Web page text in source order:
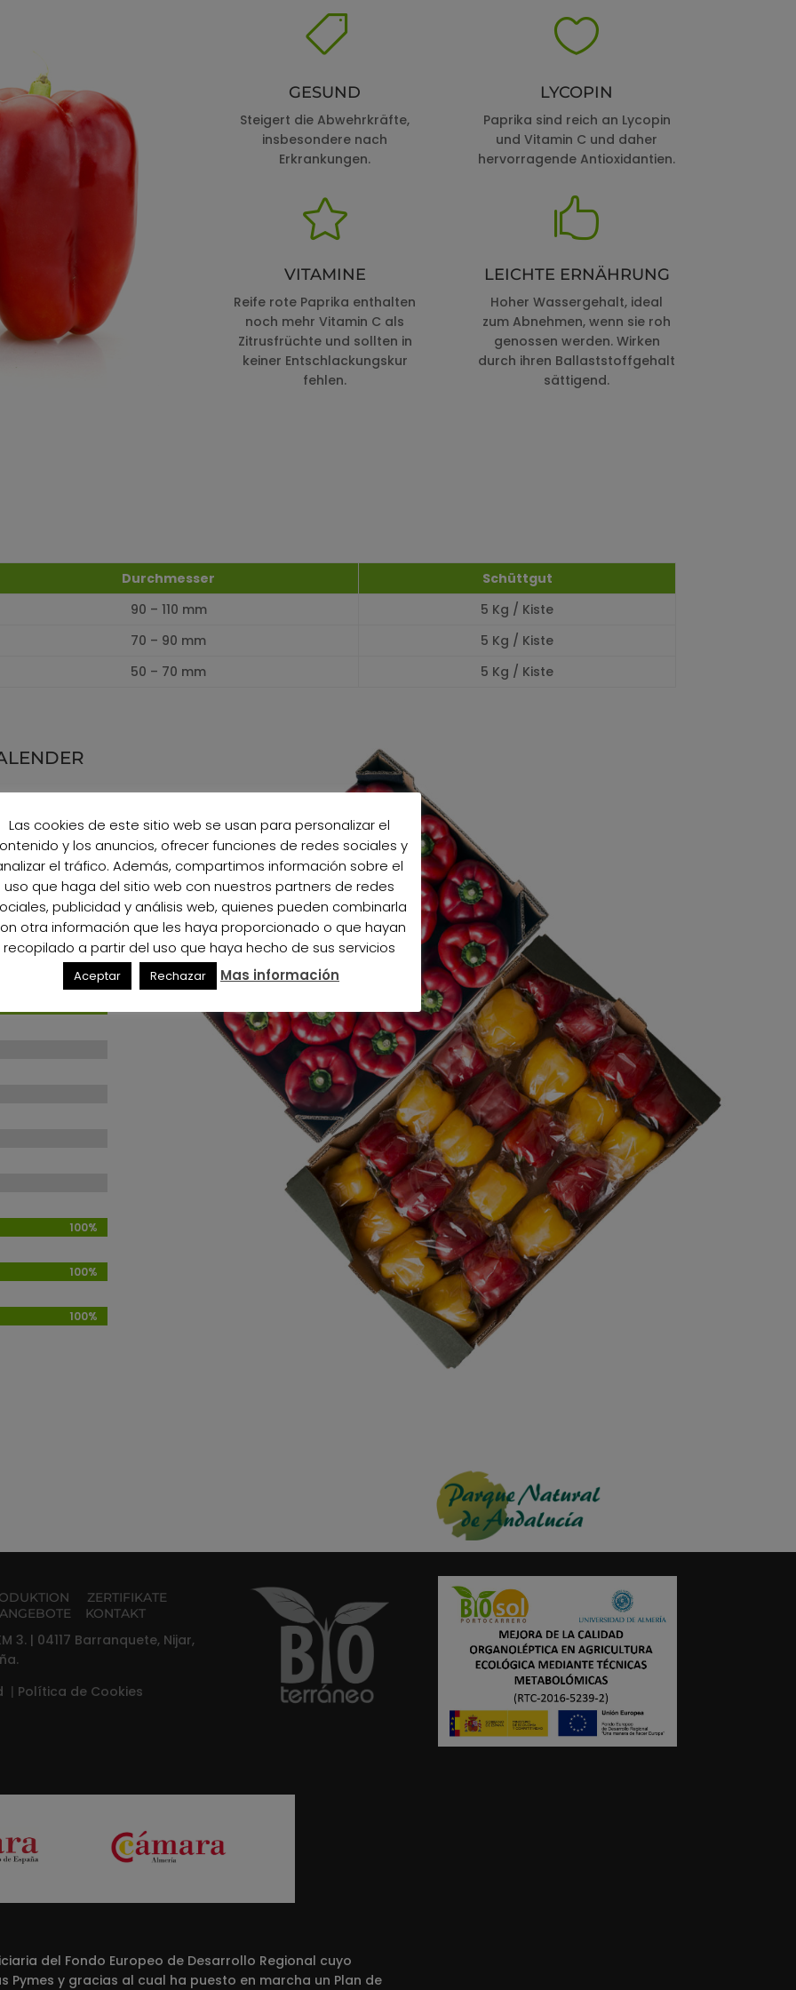

GESUND
Steigert die Abwehrkräfte,
insbesondere nach
Erkrankungen.

VITAMINE
Reife rote Paprika enthalten
noch mehr Vitamin C als
Zitrusfrüchte und sollten in
keiner Entschlackungskur
fehlen.

LYCOPIN
Paprika sind reich an Lycopin
und Vitamin C und daher
hervorragende Antioxidantien.

LEICHTE ERNÄHRUNG
Hoher Wassergehalt, ideal
zum Abnehmen, wenn sie roh
genossen werden. Wirken
durch ihren Ballaststoffgehalt
sättigend.
Durchmesser
Schüttgut
90 – 110 mm
5 Kg / Kiste
70 – 90 mm
5 Kg / Kiste
50 – 70 mm 5 Kg / Kiste
100%
100%
100%
100%
100%
100%
100%
100%
100%
100%
100%
100%
100%
100%
ZERTIFIKATE
KONTAKT
3. | 04117 Barranquete, Nijar,
| Política de Cookies
del Fondo Europeo de Desarrollo Regional cuyo
y gracias al cual ha puesto en marcha un Plan de
Las cookies de este sitio web se usan para personalizar el
y los anuncios, ofrecer funciones de redes sociales y
el tráfico. Además, compartimos información sobre el
uso que haga del sitio web con nuestros partners de redes
publicidad y análisis web, quienes pueden combinarla
otra información que les haya proporcionado o que hayan
recopilado a partir del uso que haya hecho de sus servicios
Aceptar Rechazar Mas información